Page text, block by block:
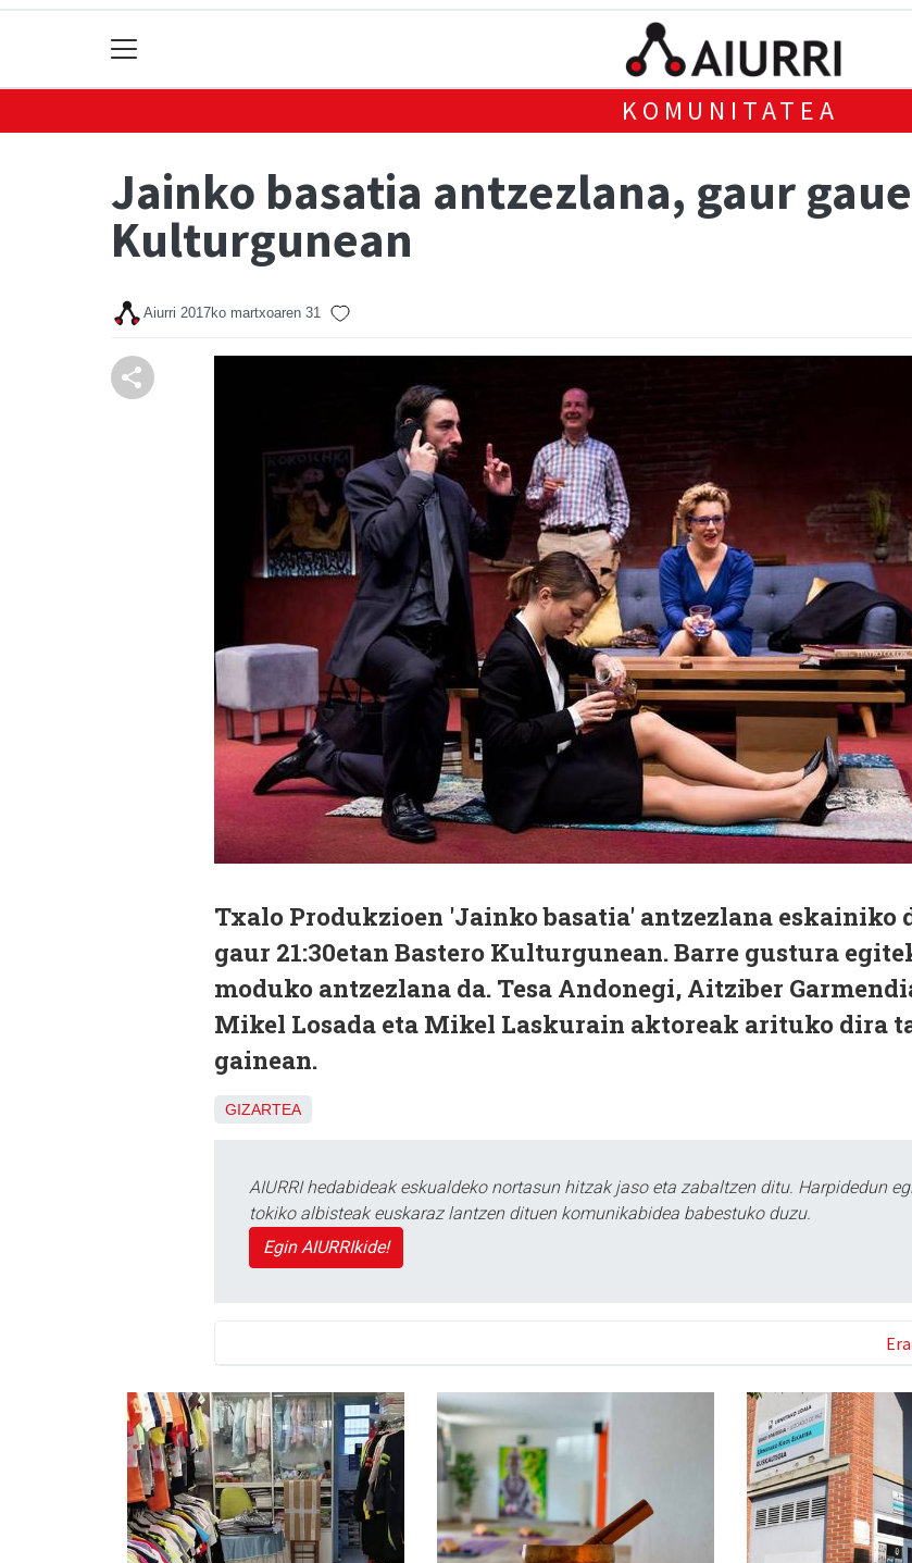
KOMUNITATEA
Jainko basatia antzezlana, gaur
Kulturgunean
Aiurri 2017ko martxoaren 31
Txalo Produkzioen 'Jainko basatia' antzezlana eskainiko
gaur 21:30etan Bastero Kulturgunean. Barre gustura
moduko antzezlana da. Tesa Andonegi, Aitziber
Mikel Losada eta Mikel Laskurain aktoreak arituko dira
gainean.
GIZARTEA
AIURRI hedabideak eskualdeko nortasun hitzak jaso eta zabaltzen ditu. Harpidedun
tokiko albisteak euskaraz lantzen dituen komunikabidea babestuko duzu.
Egin AIURRIkide!